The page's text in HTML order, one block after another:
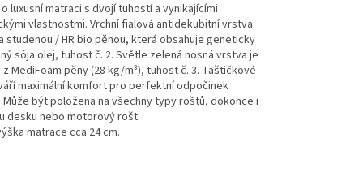
luxusní matraci s dvojí tuhostí a vynikajícími
vlastnostmi. Vrchní fialová antidekubitní vrstva
studenou / HR bio pěnou, která obsahuje geneticky
sója olej, tuhost č. 2. Světle zelená nosná vrstva je
MediFoam pěny (28 kg/m³), tuhost č. 3. Taštičkové
maximální komfort pro perfektní odpočinek
Může být položena na všechny typy roštů, dokonce i
desku nebo motorový rošt.
matrace cca 24 cm.